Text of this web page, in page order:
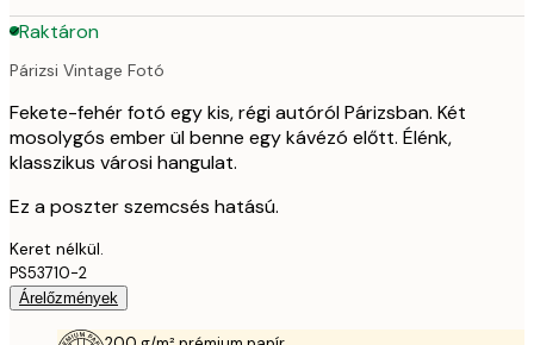
Raktáron
Párizsi Vintage Fotó
Fekete-fehér fotó egy kis, régi autóról Párizsban. Két
mosolygós ember ül benne egy kávézó előtt. Élénk,
klasszikus városi hangulat.
Ez a poszter szemcsés hatású.
Keret nélkül.
PS53710-2
Árelőzmények